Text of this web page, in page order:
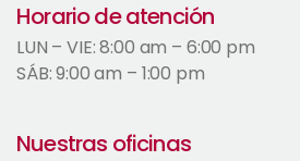
Horario de atención
LUN – VIE: 8:00 am – 6:00 pm
SÁB: 9:00 am – 1:00 pm
Nuestras oficinas